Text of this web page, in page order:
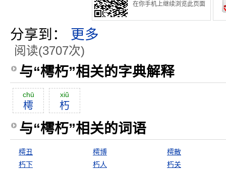
在你手机上继续浏览此页面
分享到： 更多
阅读(3707次)
与“樗朽”相关的字典解释
chū
樗
xiŭ
朽
与“樗朽”相关的词语
樗丑 樗博
樗散
朽下
朽人 朽关